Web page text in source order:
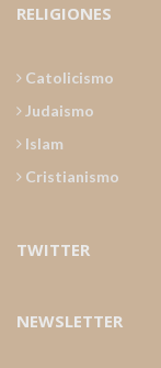
RELIGIONES
Catolicismo
Judaismo
Islam
Cristianismo
TWITTER
NEWSLETTER